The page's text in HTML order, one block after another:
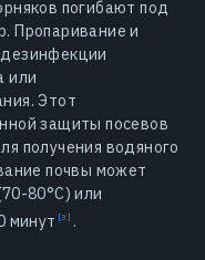
погибают под
Пропаривание и
или
Этот
защиты посевов
получения водяного
почвы может
80°С) или
минут .